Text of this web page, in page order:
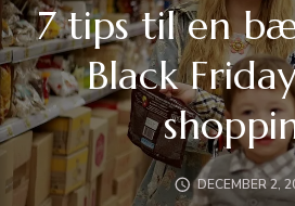
7 tips til en
Black
DECEMBER 2,